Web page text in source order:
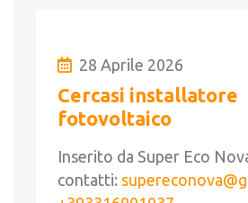
28 Aprile 2026
Cercasi installatore
fotovoltaico
Inserito da Super Eco
contatti: